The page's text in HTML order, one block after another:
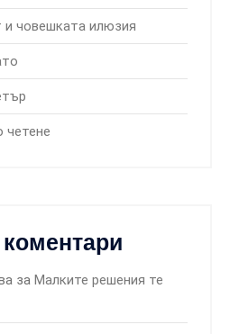
човешката илюзия
четене
за Малките решения те